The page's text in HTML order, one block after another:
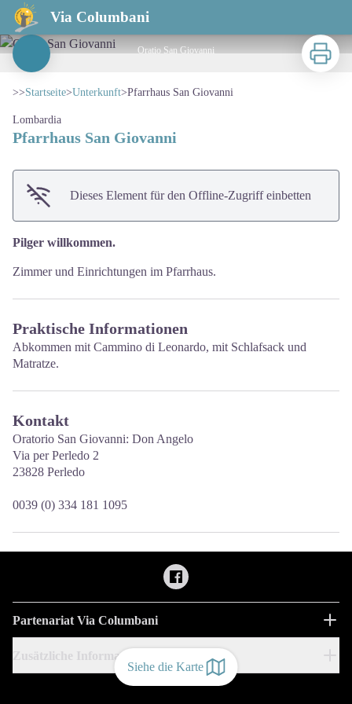
Via Columbani
Pfarrhaus San Giovanni
Siehe die Karte
Oratio San Giovanni
Zu
>>Startseite>Unterkunft>Pfarrhaus San Giovanni
Lombardia
Pfarrhaus San Giovanni
Dieses Element für den Offline-Zugriff einbetten
Pilger willkommen.
Zimmer und Einrichtungen im Pfarrhaus.
Praktische Informationen
Abkommen mit Cammino di Leonardo, mit Schlafsack und
Matratze.
Kontakt
Oratorio San Giovanni: Don Angelo
Via per Perledo 2
23828 Perledo
0039 (0) 334 181 1095
Partenariat Via Columbani
Zusätzliche Informationen